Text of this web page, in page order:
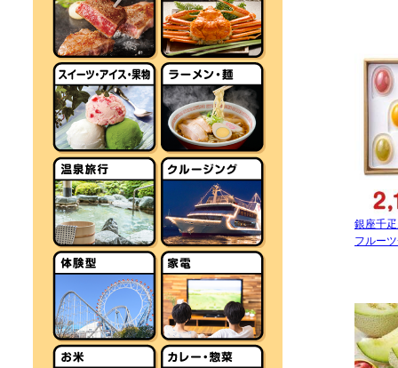
銀座千
フルー